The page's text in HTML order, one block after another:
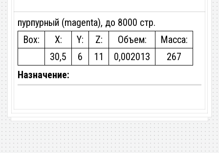
пурпурный (magenta), до 8000 стр.
Box:
X: Y: Z: Объем:
Масса:
30,5
6 11 0,002013
267
Назначение: